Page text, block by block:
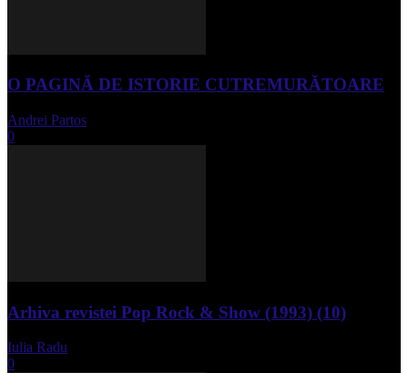
O PAGINĂ DE ISTORIE CUTREMURĂTOARE
Andrei Partos
0
Arhiva revistei Pop Rock & Show (1993) (10)
Iulia Radu
0